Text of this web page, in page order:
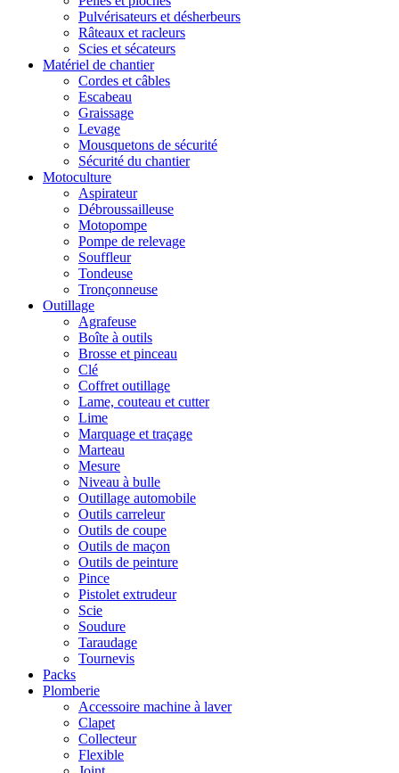
Pulvérisateurs et désherbeurs
Râteaux et racleurs
Scies et sécateurs
Matériel de chantier
Cordes et câbles
Escabeau
Graissage
Levage
Mousquetons de sécurité
Sécurité du chantier
Motoculture
Aspirateur
Débroussailleuse
Motopompe
Pompe de relevage
Souffleur
Tondeuse
Tronçonneuse
Outillage
Agrafeuse
Boîte à outils
Brosse et pinceau
Clé
Coffret outillage
Lame, couteau et cutter
Lime
Marquage et traçage
Marteau
Mesure
Niveau à bulle
Outillage automobile
Outils carreleur
Outils de coupe
Outils de maçon
Outils de peinture
Pince
Pistolet extrudeur
Scie
Soudure
Taraudage
Tournevis
Packs
Plomberie
Accessoire machine à laver
Clapet
Collecteur
Flexible